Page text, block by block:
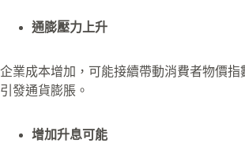
通膨壓力上升
企業成本增加，可能接續帶動消費者物價指
引發通貨膨脹。
增加升息可能